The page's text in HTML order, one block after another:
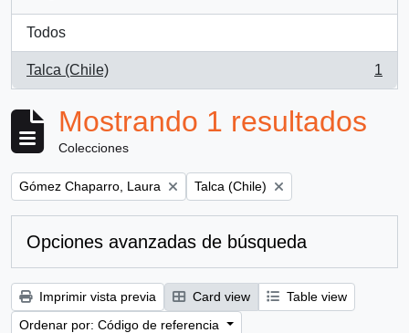
Todos
Talca (Chile)
, 1 resultados
1
Mostrando 1 resultados
Colecciones
Remove filter:
Gómez Chaparro, Laura Remove filter:
Talca (Chile)
Opciones avanzadas de búsqueda
Imprimir vista previa Card view
Table view
Ordenar por: Código de referencia